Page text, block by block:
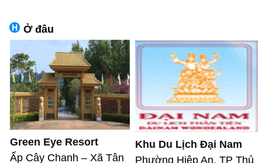
Ở đâu
Green Eye Resort
Ấp Cây Chanh – Xã Tân
Khu Du Lịch Đại Nam
Phường Hiệp An, TP Thủ